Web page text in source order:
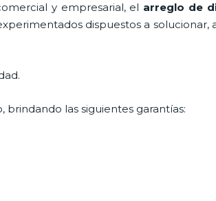
y empresarial, el arreglo de
dispuestos a solucionar,
brindando las siguientes garantías: